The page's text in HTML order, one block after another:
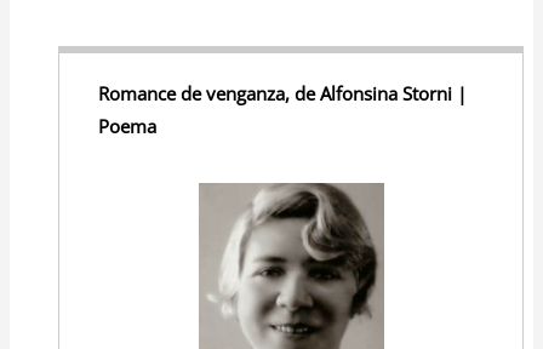
Romance de venganza, de Alfonsina Storni |
Poema